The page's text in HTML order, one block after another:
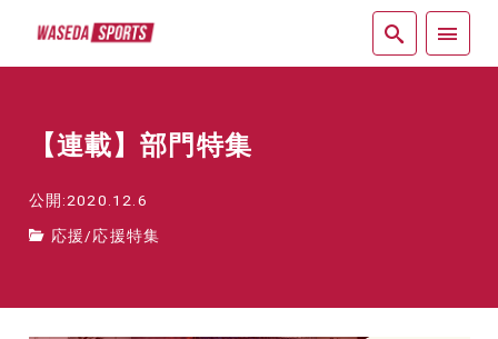
【連載】部門特集
公開:2020.12.6
応援/応援特集